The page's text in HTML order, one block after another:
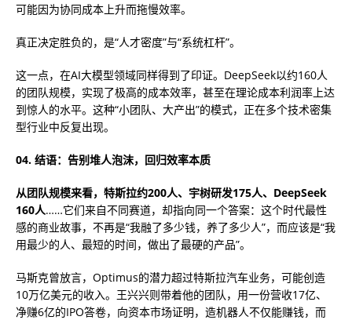
可能因为协同成本上升而拖慢效率。
真正决定胜负的，是“人才密度”与“系统杠杆”。
这一点，在AI大模型领域同样得到了印证。DeepSeek以约160人
的团队规模，实现了极高的成本效率，甚至在理论成本利润率上达
到惊人的水平。这种“小团队、大产出”的模式，正在多个技术密集
型行业中反复出现。
04. 结语：告别堆人泡沫，回归效率本质
从团队规模来看，特斯拉约200人、宇树研发175人、DeepSeek
160人……它们来自不同赛道，却指向同一个答案：这个时代最性
感的商业故事，不再是“我融了多少钱，养了多少人”，而应该是“我
用最少的人、最短的时间，做出了最硬的产品”。
马斯克曾放言，Optimus的潜力超过特斯拉汽车业务，可能创造
10万亿美元的收入。王兴兴则带着他的团队，用一份营收17亿、
净赚6亿的IPO答卷，向资本市场证明，造机器人不仅能赚钱，而